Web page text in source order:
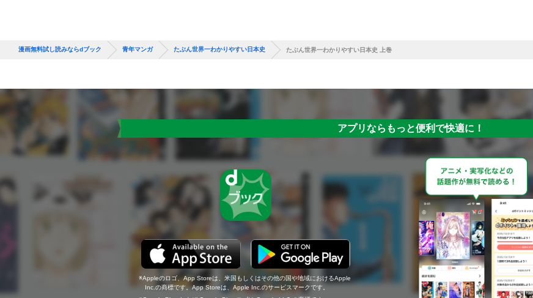
漫画無料試し読みならdブック 青年マンガ たぶん世界一わかりやすい日本史 たぶん世界一わかりやすい日本史 上巻
アプリならもっと便利で快適に！
Appleのロゴ、App Storeは、米国もしくはその他の国や地域におけるApple
Inc.の商標です。App Storeは、Apple Inc.のサービスマークです。